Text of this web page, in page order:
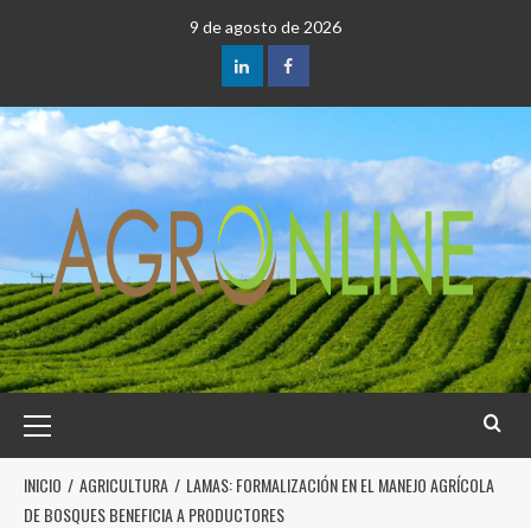
9 de agosto de 2026
INICIO AGRICULTURA
LAMAS: FORMALIZACIÓN EN EL MANEJO AGRÍCOLA
DE BOSQUES BENEFICIA A PRODUCTORES